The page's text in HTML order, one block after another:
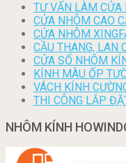
TƯ VẤN LÀM CỬA
CỬA NHÔM CAO
CỬA NHÔM
CẦU THANG, LAN
CỬA SỔ NHÔM
KÍNH MÀU ỐP
VÁCH KÍNH
THI CÔNG LẮP
NHÔM KÍNH